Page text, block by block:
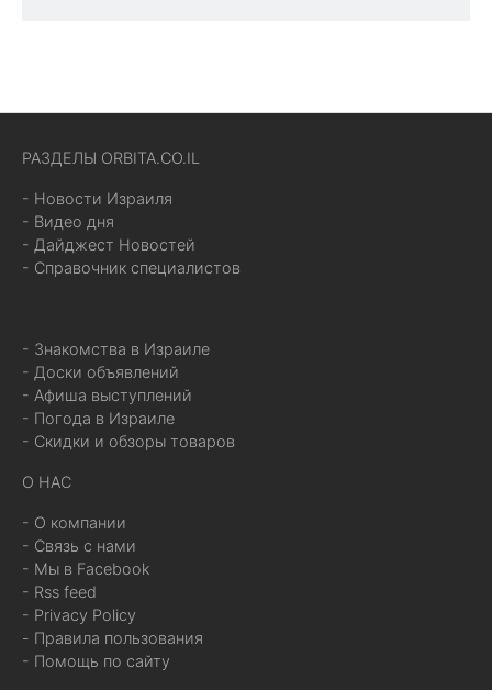
РАЗДЕЛЫ ORBITA.CO.IL
- Новости Израиля
- Видео дня
- Дайджест Новостей
- Справочник специалистов
- Знакомства в Израиле
- Доски объявлений
- Афиша выступлений
- Погода в Израиле
- Скидки и обзоры товаров
О НАС
- О компании
- Связь с нами
- Мы в Facebook
- Rss feed
- Privacy Policy
- Правила пользования
- Помощь по сайту